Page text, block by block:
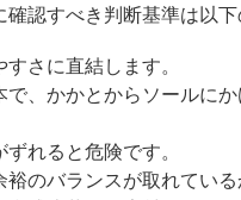
認すべき判断基準は以下
さに直結します。
、かかとからソールに
ずれると危険です。
のバランスが取れている